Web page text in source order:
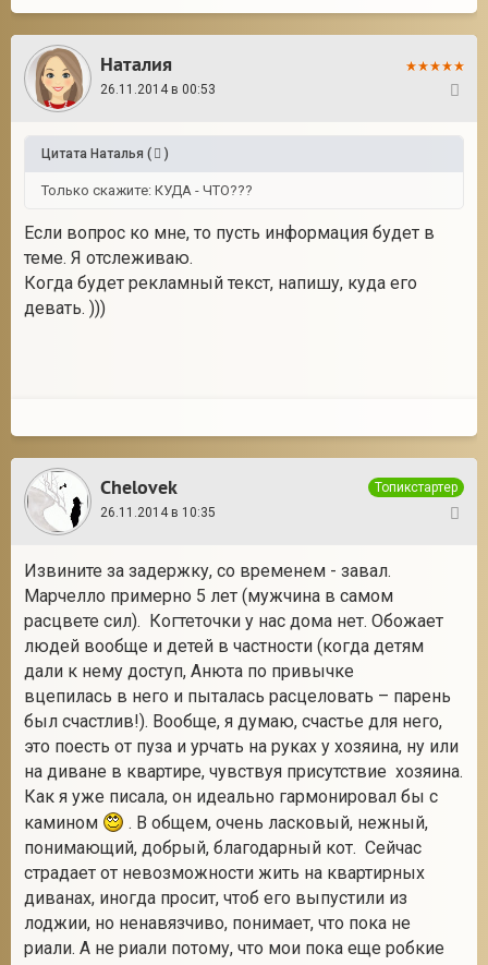
Наталия
26.11.2014 в 00:53
Цитата Наталья ( )
Только скажите: КУДА - ЧТО???
Если вопрос ко мне, то пусть информация будет в
теме. Я отслеживаю.
Когда будет рекламный текст, напишу, куда его
девать. )))
Chelovek
Топикстартер
26.11.2014 в 10:35
Извините за задержку, со временем - завал.
Марчелло примерно 5 лет (мужчина в самом
расцвете сил). Когтеточки у нас дома нет. Обожает
людей вообще и детей в частности (когда детям
дали к нему доступ, Анюта по привычке
вцепилась в него и пыталась расцеловать – парень
был счастлив!). Вообще, я думаю, счастье для него,
это поесть от пуза и урчать на руках у хозяина, ну или
на диване в квартире, чувствуя присутствие хозяина.
Как я уже писала, он идеально гармонировал бы с
камином
. В общем, очень ласковый, нежный,
понимающий, добрый, благодарный кот. Сейчас
страдает от невозможности жить на квартирных
диванах, иногда просит, чтоб его выпустили из
лоджии, но ненавязчиво, понимает, что пока не
риали. А не риали потому, что мои пока еще робкие